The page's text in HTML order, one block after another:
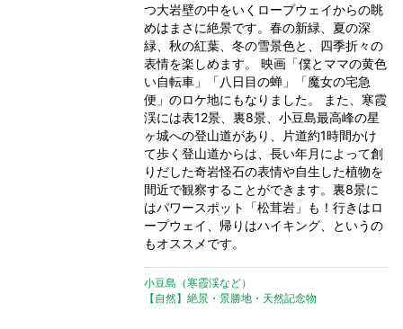
つ大岩壁の中をいくロープウェイからの眺
めはまさに絶景です。春の新緑、夏の深
緑、秋の紅葉、冬の雪景色と、四季折々の
表情を楽しめます。 映画「僕とママの黄色
い自転車」「八日目の蝉」「魔女の宅急
便」のロケ地にもなりました。 また、寒霞
渓には表12景、裏8景、小豆島最高峰の星
ヶ城への登山道があり、片道約1時間かけ
て歩く登山道からは、長い年月によって創
りだした奇岩怪石の表情や自生した植物を
間近で観察することができます。裏8景に
はパワースポット「松茸岩」も！行きはロ
ープウェイ、帰りはハイキング、というの
もオススメです。
小豆島（寒霞渓など）
【自然】絶景・景勝地・天然記念物